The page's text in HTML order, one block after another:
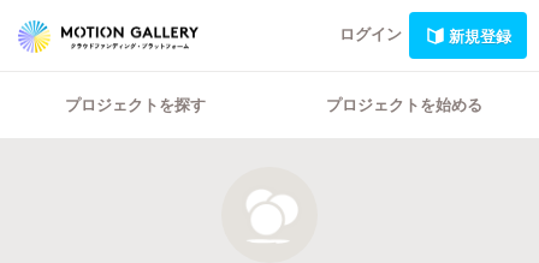
ログイン 新規登録
プロジェクトを探す プロジェクトを始める